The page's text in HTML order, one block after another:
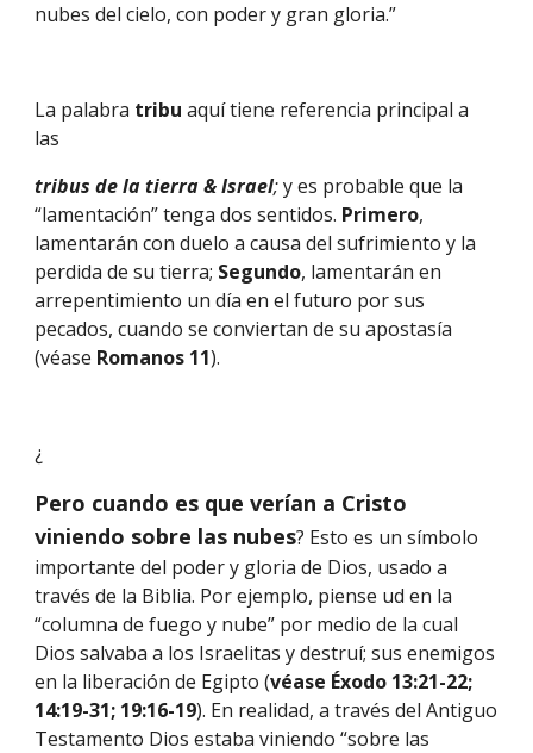
nubes del cielo, con poder y gran gloria.”
La palabra tribu aquí tiene referencia principal a
las
tribus de la tierra & Israel; y es probable que la
“lamentación” tenga dos sentidos. Primero,
lamentarán con duelo a causa del sufrimiento y la
perdida de su tierra; Segundo, lamentarán en
arrepentimiento un día en el futuro por sus
pecados, cuando se conviertan de su apostasía
(véase Romanos 11).
¿
Pero cuando es que verían a Cristo
viniendo sobre las nubes? Esto es un símbolo
importante del poder y gloria de Dios, usado a
través de la Biblia. Por ejemplo, piense ud en la
“columna de fuego y nube” por medio de la cual
Dios salvaba a los Israelitas y destruí; sus enemigos
en la liberación de Egipto (véase Éxodo 13:21-22;
14:19-31; 19:16-19). En realidad, a través del Antiguo
Testamento Dios estaba viniendo “sobre las